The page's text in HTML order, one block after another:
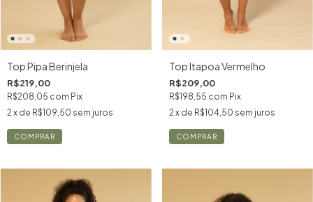
Top Pipa Berinjela
R$219,00
R$208,05 com Pix
2 x de R$109,50 sem juros
COMPRAR
Top Itapoa Vermelho
R$209,00
R$198,55 com Pix
2 x de R$104,50 sem juros
COMPRAR